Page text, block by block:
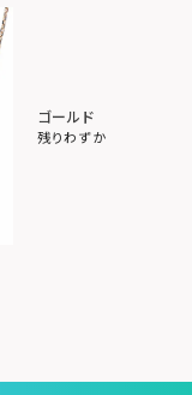
ゴールド
残りわずか